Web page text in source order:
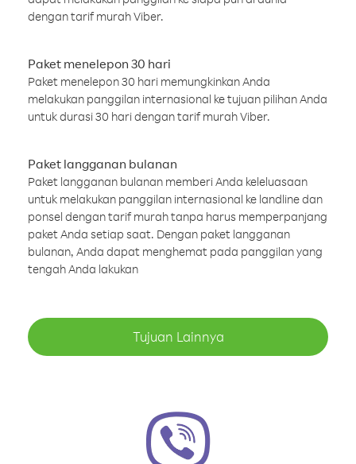
dengan tarif murah Viber.
Paket menelepon 30 hari
Paket menelepon 30 hari memungkinkan Anda
melakukan panggilan internasional ke tujuan pilihan Anda
untuk durasi 30 hari dengan tarif murah Viber.
Paket langganan bulanan
Paket langganan bulanan memberi Anda keleluasaan
untuk melakukan panggilan internasional ke landline dan
ponsel dengan tarif murah tanpa harus memperpanjang
paket Anda setiap saat. Dengan paket langganan
bulanan, Anda dapat menghemat pada panggilan yang
tengah Anda lakukan
Tujuan Lainnya